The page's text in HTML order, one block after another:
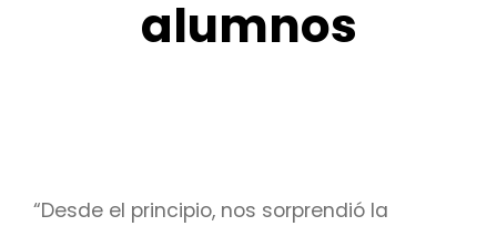
alumnos
“Desde el principio, nos sorprendió la